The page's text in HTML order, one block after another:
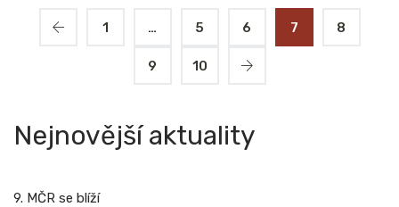
1 … 5 6 7 8
9 10
Nejnovější aktuality
9. MČR se blíží